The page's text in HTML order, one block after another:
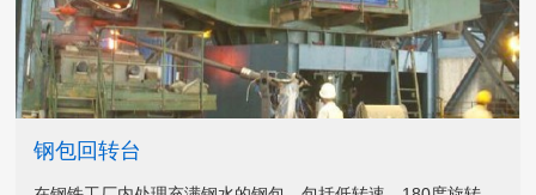
钢包回转台